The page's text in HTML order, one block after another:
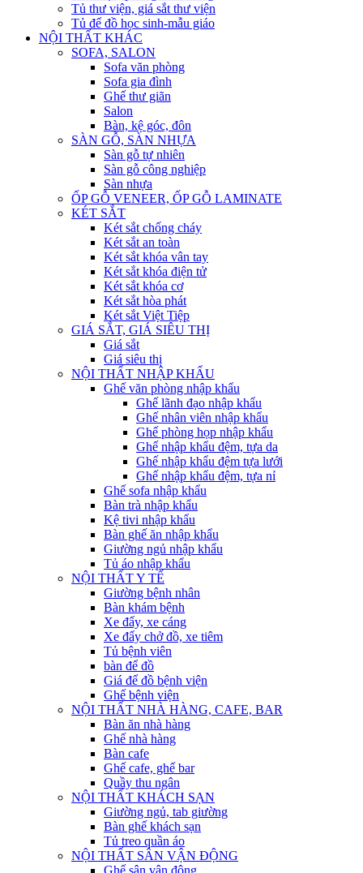
Tủ thư viện, giá sắt thư viện
Tủ để đồ học sinh-mẫu giáo
NỘI THẤT KHÁC
SOFA, SALON
Sofa văn phòng
Sofa gia đình
Ghế thư giãn
Salon
Bàn, kệ góc, đôn
SÀN GỖ, SÀN NHỰA
Sàn gỗ tự nhiên
Sàn gỗ công nghiệp
Sàn nhựa
ỐP GỖ VENEER, ỐP GỖ LAMINATE
KÉT SẮT
Két sắt chống cháy
Két sắt an toàn
Két sắt khóa vân tay
Két sắt khóa điện tử
Két sắt khóa cơ
Két sắt hòa phát
Két sắt Việt Tiệp
GIÁ SẮT, GIÁ SIÊU THỊ
Giá sắt
Giá siêu thị
NỘI THẤT NHẬP KHẨU
Ghế văn phòng nhập khẩu
Ghế lãnh đạo nhập khẩu
Ghế nhân viên nhập khẩu
Ghế phòng họp nhập khẩu
Ghế nhập khẩu đệm, tựa da
Ghế nhập khẩu đệm tựa lưới
Ghế nhập khẩu đệm, tựa nỉ
Ghế sofa nhập khẩu
Bàn trà nhập khẩu
Kệ tivi nhập khẩu
Bàn ghế ăn nhập khẩu
Giường ngủ nhập khẩu
Tủ áo nhập khẩu
NỘI THẤT Y TẾ
Giường bệnh nhân
Bàn khám bệnh
Xe đẩy, xe cáng
Xe đẩy chở đồ, xe tiêm
Tủ bệnh viên
bàn để đồ
Giá để đồ bệnh viện
Ghế bệnh viện
NỘI THẤT NHÀ HÀNG, CAFE, BAR
Bàn ăn nhà hàng
Ghế nhà hàng
Bàn cafe
Ghế cafe, ghế bar
Quầy thu ngân
NỘI THẤT KHÁCH SẠN
Giường ngủ, tab giường
Bàn ghế khách sạn
Tủ treo quần áo
NỘI THẤT SÂN VẬN ĐỘNG
Ghế sân vận động